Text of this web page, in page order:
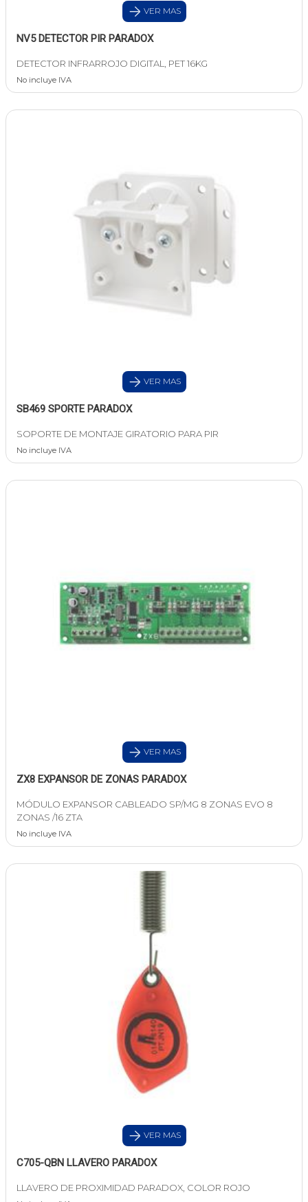
VER MAS
NV5 DETECTOR PIR PARADOX
DETECTOR INFRARROJO DIGITAL, PET 16KG
No incluye IVA
VER MAS
SB469 SPORTE PARADOX
SOPORTE DE MONTAJE GIRATORIO PARA PIR
No incluye IVA
VER MAS
ZX8 EXPANSOR DE ZONAS PARADOX
MÓDULO EXPANSOR CABLEADO SP/MG 8 ZONAS EVO 8
ZONAS /16 ZTA
No incluye IVA
VER MAS
C705-QBN LLAVERO PARADOX
LLAVERO DE PROXIMIDAD PARADOX, COLOR ROJO